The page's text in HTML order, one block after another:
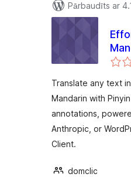
Pārbaudīts ar
Translate any text
Mandarin with
annotations,
Anthropic, or
Client.
domclic